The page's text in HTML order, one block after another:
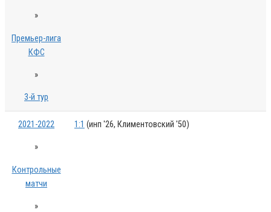
»
Премьер-лига
КФС
»
3-й тур
2021-2022
»
Контрольные
матчи
»
1:1 (инп '26, Климентовский '50)